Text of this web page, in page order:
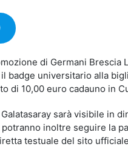
di Germani Brescia
badge universitario alla
di 10,00 euro cadauno in
sarà visibile in
potranno inoltre seguire la
testuale del sito